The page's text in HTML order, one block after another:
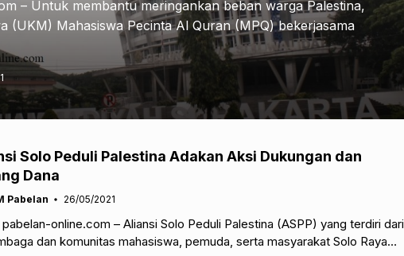
– Untuk membantu meringankan beban warga Palestina,
(UKM) Mahasiswa Pecinta Al Quran (MPQ) bekerjasama
Solo Peduli Palestina Adakan Aksi Dukungan dan
Dana
Pabelan 26/05/2021
pabelan-online.com – Aliansi Solo Peduli Palestina (ASPP) yang terdiri dari
dan komunitas mahasiswa, pemuda, serta masyarakat Solo Raya